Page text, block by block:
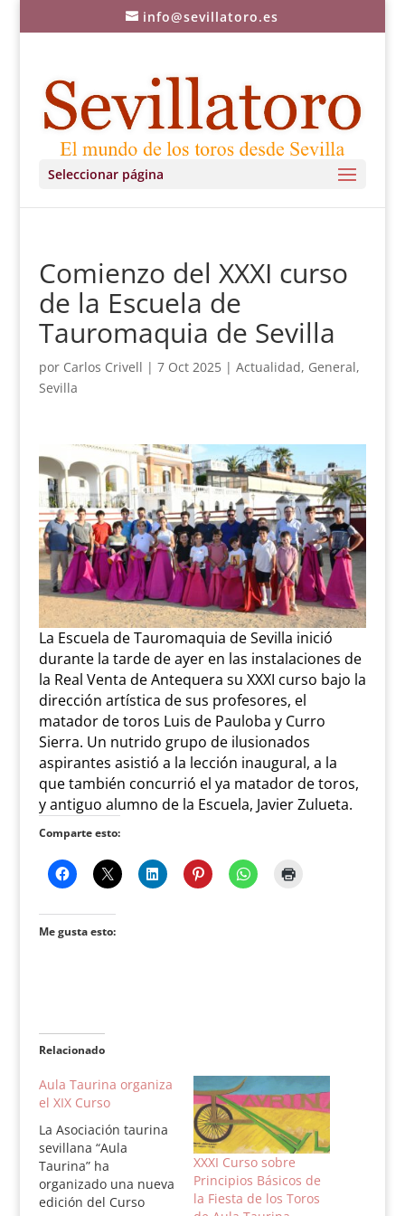
info@sevillatoro.es
Seleccionar página
Comienzo del XXXI curso
de la Escuela de
Tauromaquia de Sevilla
por Carlos Crivell | 7 Oct 2025| Actualidad, General,
Sevilla
La Escuela de Tauromaquia de Sevilla inició
durante la tarde de ayer en las instalaciones de
la Real Venta de Antequera su XXXI curso bajo la
dirección artística de sus profesores, el
matador de toros Luis de Pauloba y Curro
Sierra. Un nutrido grupo de ilusionados
aspirantes asistió a la lección inaugural, a la
que también concurrió el ya matador de toros,
y antiguo alumno de la Escuela, Javier Zulueta.
Comparte esto:
Me gusta esto:
Relacionado
Aula Taurina organiza
el XIX Curso
La Asociación taurina
sevillana “Aula
Taurina” ha
organizado una nueva
edición del Curso
XXXI Curso sobre
Principios Básicos de
la Fiesta de los Toros